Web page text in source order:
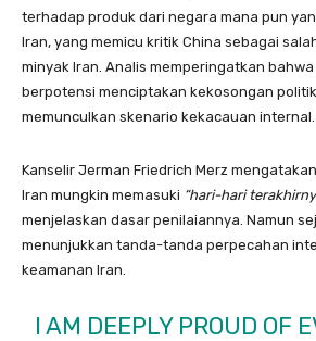
terhadap produk dari negara mana pun
Iran, yang memicu kritik China sebagai
minyak Iran. Analis memperingatkan
berpotensi menciptakan kekosongan
memunculkan skenario kekacauan internal.
Kanselir Jerman Friedrich Merz
Iran mungkin memasuki “hari-hari
menjelaskan dasar penilaiannya. Namun
menunjukkan tanda-tanda perpecahan
keamanan Iran.
I AM DEEPLY PROUD OF